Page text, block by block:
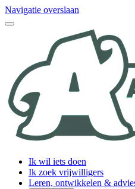
Navigatie overslaan
Ik wil iets doen
Ik zoek vrijwilligers
Leren, ontwikkelen &